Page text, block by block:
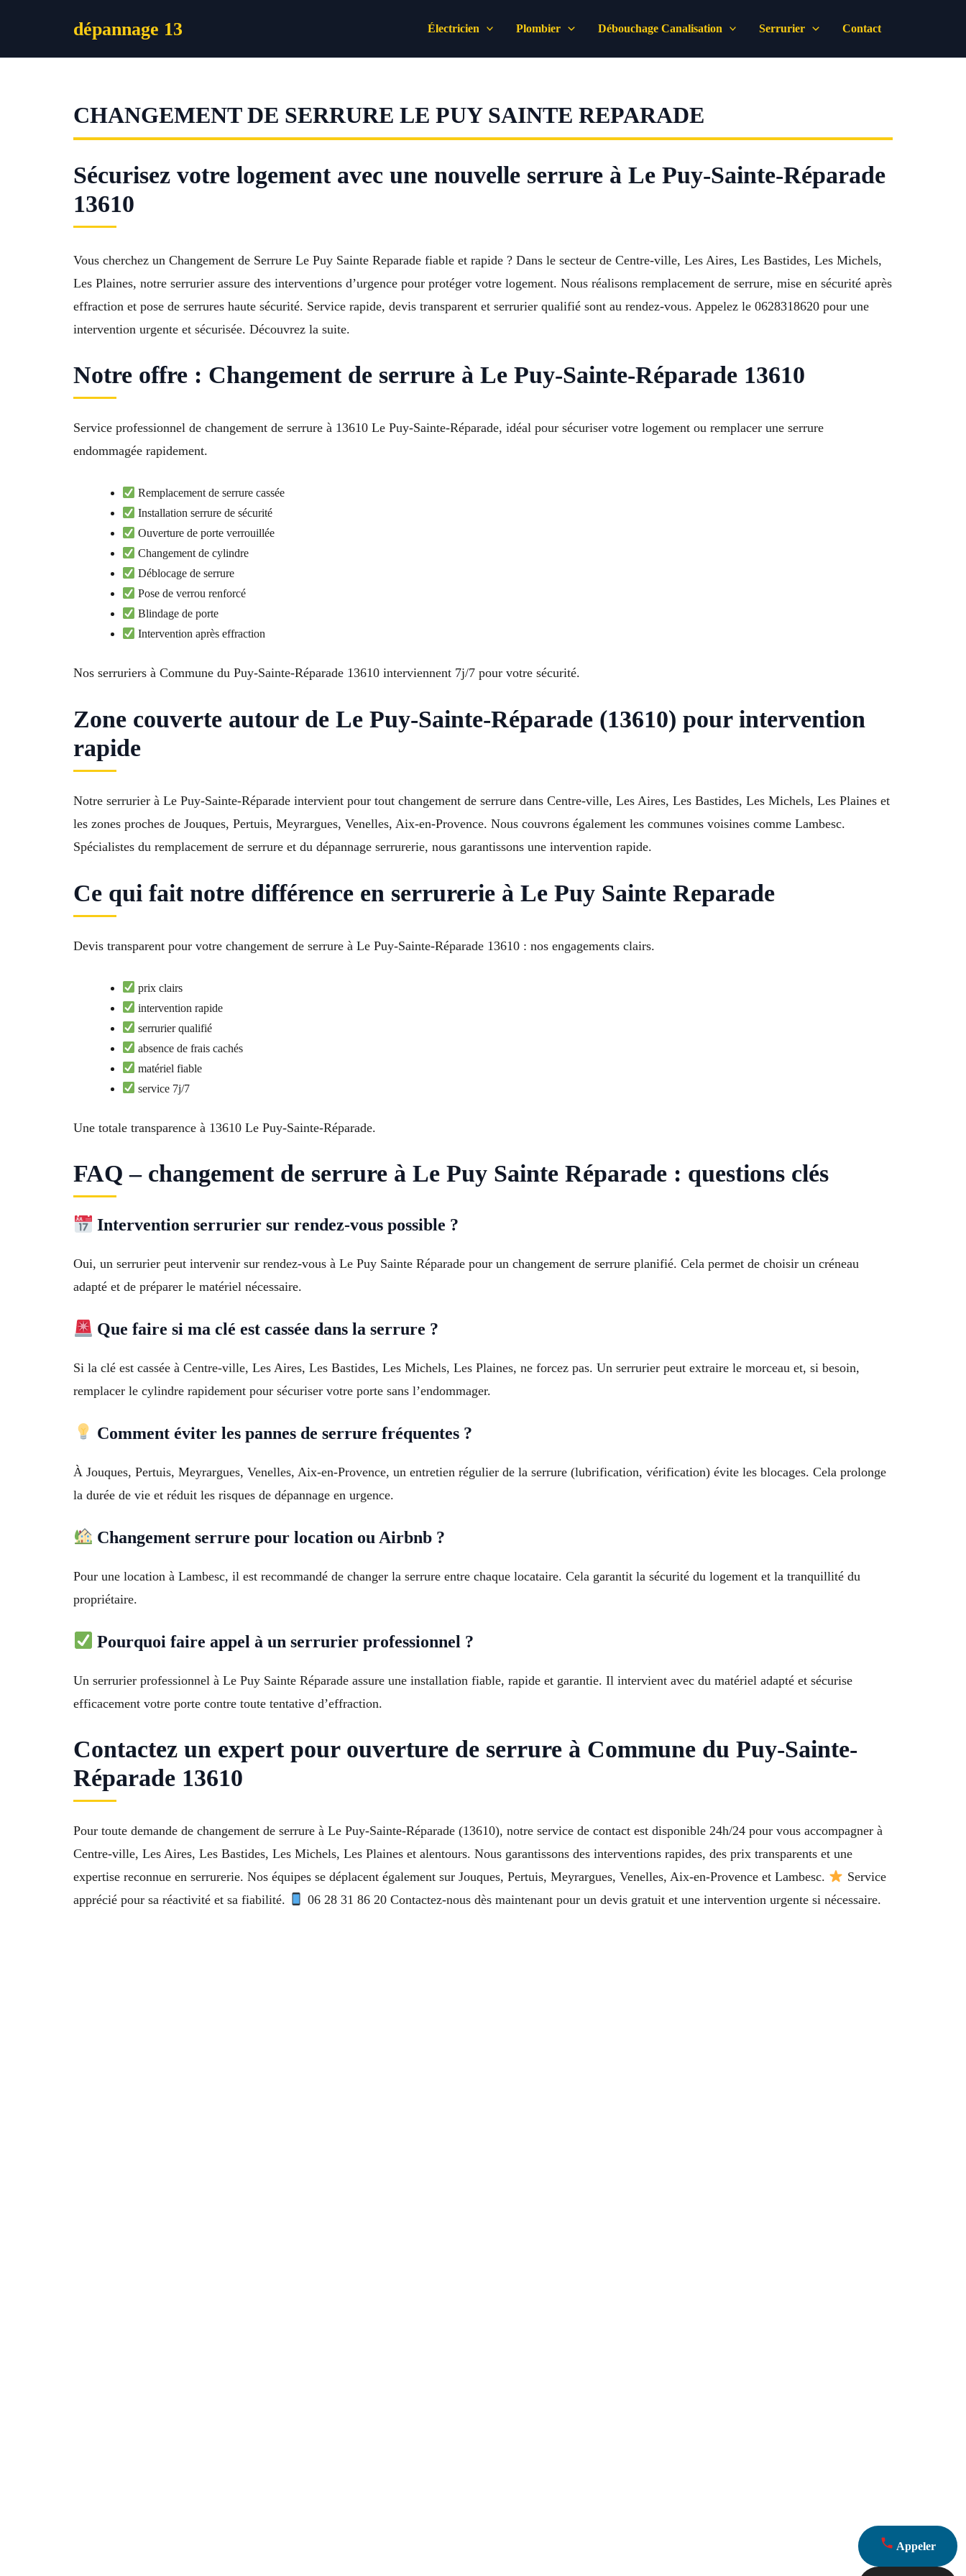
dépannage 13 Électricien Plombier Débouchage Canalisation Serrurier Contact
CHANGEMENT DE SERRURE LE PUY SAINTE REPARADE
Sécurisez votre logement avec une nouvelle serrure à Le Puy-Sainte-Réparade
13610
Vous cherchez un Changement de Serrure Le Puy Sainte Reparade fiable et rapide ? Dans le secteur de Centre-ville, Les Aires, Les Bastides, Les Michels,
Les Plaines, notre serrurier assure des interventions d’urgence pour protéger votre logement. Nous réalisons remplacement de serrure, mise en sécurité après
effraction et pose de serrures haute sécurité. Service rapide, devis transparent et serrurier qualifié sont au rendez-vous. Appelez le 0628318620 pour une
intervention urgente et sécurisée. Découvrez la suite.
Notre offre : Changement de serrure à Le Puy-Sainte-Réparade 13610
Service professionnel de changement de serrure à 13610 Le Puy-Sainte-Réparade, idéal pour sécuriser votre logement ou remplacer une serrure
endommagée rapidement.
Remplacement de serrure cassée
Installation serrure de sécurité
Ouverture de porte verrouillée
Changement de cylindre
Déblocage de serrure
Pose de verrou renforcé
Blindage de porte
Intervention après effraction
Nos serruriers à Commune du Puy-Sainte-Réparade 13610 interviennent 7j/7 pour votre sécurité.
Zone couverte autour de Le Puy-Sainte-Réparade (13610) pour intervention
rapide
Notre serrurier à Le Puy-Sainte-Réparade intervient pour tout changement de serrure dans Centre-ville, Les Aires, Les Bastides, Les Michels, Les Plaines et
les zones proches de Jouques, Pertuis, Meyrargues, Venelles, Aix-en-Provence. Nous couvrons également les communes voisines comme Lambesc.
Spécialistes du remplacement de serrure et du dépannage serrurerie, nous garantissons une intervention rapide.
Ce qui fait notre différence en serrurerie à Le Puy Sainte Reparade
Devis transparent pour votre changement de serrure à Le Puy-Sainte-Réparade 13610 : nos engagements clairs.
prix clairs
intervention rapide
serrurier qualifié
absence de frais cachés
matériel fiable
service 7j/7
Une totale transparence à 13610 Le Puy-Sainte-Réparade.
FAQ – changement de serrure à Le Puy Sainte Réparade : questions clés
Intervention serrurier sur rendez-vous possible ?
Oui, un serrurier peut intervenir sur rendez-vous à Le Puy Sainte Réparade pour un changement de serrure planifié. Cela permet de choisir un créneau
adapté et de préparer le matériel nécessaire.
Que faire si ma clé est cassée dans la serrure ?
Si la clé est cassée à Centre-ville, Les Aires, Les Bastides, Les Michels, Les Plaines, ne forcez pas. Un serrurier peut extraire le morceau et, si besoin,
remplacer le cylindre rapidement pour sécuriser votre porte sans l’endommager.
Comment éviter les pannes de serrure fréquentes ?
À Jouques, Pertuis, Meyrargues, Venelles, Aix-en-Provence, un entretien régulier de la serrure (lubrification, vérification) évite les blocages. Cela prolonge
la durée de vie et réduit les risques de dépannage en urgence.
Changement serrure pour location ou Airbnb ?
Pour une location à Lambesc, il est recommandé de changer la serrure entre chaque locataire. Cela garantit la sécurité du logement et la tranquillité du
propriétaire.
Pourquoi faire appel à un serrurier professionnel ?
Un serrurier professionnel à Le Puy Sainte Réparade assure une installation fiable, rapide et garantie. Il intervient avec du matériel adapté et sécurise
efficacement votre porte contre toute tentative d’effraction.
Contactez un expert pour ouverture de serrure à Commune du Puy-Sainte-
Réparade 13610
Pour toute demande de changement de serrure à Le Puy-Sainte-Réparade (13610), notre service de contact est disponible 24h/24 pour vous accompagner à
Centre-ville, Les Aires, Les Bastides, Les Michels, Les Plaines et alentours. Nous garantissons des interventions rapides, des prix transparents et une
expertise reconnue en serrurerie. Nos équipes se déplacent également sur Jouques, Pertuis, Meyrargues, Venelles, Aix-en-Provence et Lambesc.
Service
apprécié pour sa réactivité et sa fiabilité.
06 28 31 86 20 Contactez-nous dès maintenant pour un devis gratuit et une intervention urgente si nécessaire.
Appeler